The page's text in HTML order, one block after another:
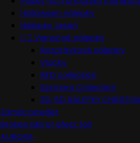
Halloween nálepky
Nálepky Jeseň
  Vianočné nálepky
Rozprávkové nálepky
Vločky
RED collection
Essmara Collection
3D, 5D NÁLEPKY
Zamat powder
Broken Mirror efect foil
AURORA